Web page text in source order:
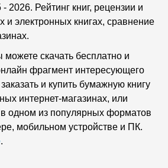
2026. Рейтинг книг, рецензии и
электронных книгах, сравнение
скачать бесплатно и
фрагмент интересующего
и купить бумажную книгу
интернет-магазинах, или
в одном из популярных форматов
мобильном устройстве и ПК.
.